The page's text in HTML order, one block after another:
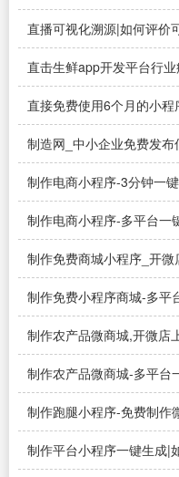
直播可视化溯源|如何评价
直击生鲜app开发平台行
商，企业‘痛点’在哪——溯
直接免费使用6个月的小
序有吗？
制造网_中小企业免费发布
电子商务网站哪个能免费
系统
制作电商小程序-3分钟一
么做？——溯源系统
制作电商小程序-多平台一
么做？——溯源系统
制作免费商城小程序_开
请人做一个微信小程序需
制作免费小程序商城-多平
城怎么做？
制作农产品微商城,开微店
么做小程序商城
制作农产品微商城-多平台
城？
制作跑腿小程序-免费制作
何制作？
制作平台小程序一键生成|